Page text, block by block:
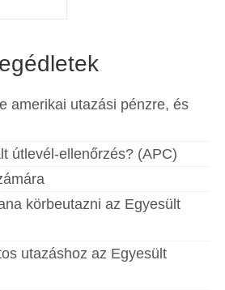
Svéd)
amerikai utazási pénzre, és
útlevél-ellenőrzés? (APC)
körbeutazni az Egyesült
utazáshoz az Egyesült